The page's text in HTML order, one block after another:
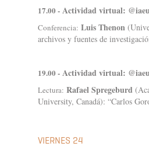
17.00 - Actividad virtual:
Conferencia: Luis Thenon
archivos y fuentes de
19.00 - Actividad virtual:
Lectura: Rafael Spregeburd
University, Canadá): “Carlos
VIERNES 24